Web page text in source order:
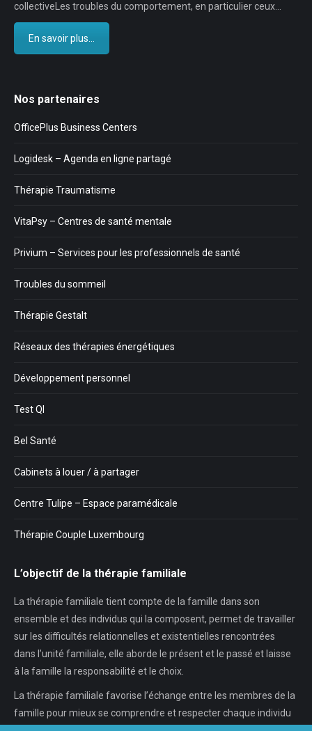
collectiveLes troubles du comportement, en particulier ceux…
En savoir plus...
Nos partenaires
OfficePlus Business Centers
Logidesk – Agenda en ligne partagé
Thérapie Traumatisme
VitaPsy – Centres de santé mentale
Privium – Services pour les professionnels de santé
Troubles du sommeil
Thérapie Gestalt
Réseaux des thérapies énergétiques
Développement personnel
Test QI
Bel Santé
Cabinets à louer / à partager
Centre Tulipe – Espace paramédicale
Thérapie Couple Luxembourg
L’objectif de la thérapie familiale
La thérapie familiale tient compte de la famille dans son
ensemble et des individus qui la composent, permet de travailler
sur les difficultés relationnelles et existentielles rencontrées
dans l’unité familiale, elle aborde le présent et le passé et laisse
à la famille la responsabilité et le choix.
La thérapie familiale favorise l’échange entre les membres de la
famille pour mieux se comprendre et respecter chaque individu